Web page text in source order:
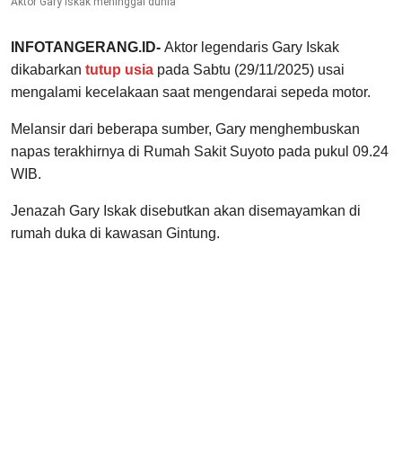
INFOTANGERANG.ID- Aktor legendaris Gary Iskak
dikabarkan tutup usia pada Sabtu (29/11/2025) usai
mengalami kecelakaan saat mengendarai sepeda motor.
Melansir dari beberapa sumber, Gary menghembuskan
napas terakhirnya di Rumah Sakit Suyoto pada pukul 09.24
WIB.
Jenazah Gary Iskak disebutkan akan disemayamkan di
rumah duka di kawasan Gintung.